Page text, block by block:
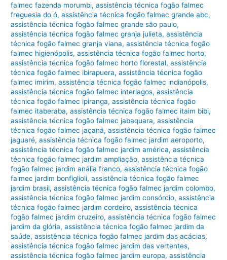
falmec fazenda morumbi,assistência técnica fogão falmec
freguesia do ó,assistência técnica fogão falmec grande abc,
assistência técnica fogão falmec grande são paulo,
assistência técnica fogão falmec granja julieta,assistência
técnica fogão falmec granja viana,assistência técnica fogão
falmec higienópolis,assistência técnica fogão falmec horto,
assistência técnica fogão falmec horto florestal,assistência
técnica fogão falmec ibirapuera,assistência técnica fogão
falmec imirim,assistência técnica fogão falmec indianópolis,
assistência técnica fogão falmec interlagos,assistência
técnica fogão falmec ipiranga,assistência técnica fogão
falmec itaberaba,assistência técnica fogão falmec itaim bibi,
assistência técnica fogão falmec jabaquara,assistência
técnica fogão falmec jaçanã,assistência técnica fogão falmec
jaguaré,assistência técnica fogão falmec jardim aeroporto,
assistência técnica fogão falmec jardim américa,assistência
técnica fogão falmec jardim ampliação,assistência técnica
fogão falmec jardim anália franco,assistência técnica fogão
falmec jardim bonfiglioli,assistência técnica fogão falmec
jardim brasil,assistência técnica fogão falmec jardim colombo,
assistência técnica fogão falmec jardim consórcio,assistência
técnica fogão falmec jardim cordeiro,assistência técnica
fogão falmec jardim cruzeiro,assistência técnica fogão falmec
jardim da glória,assistência técnica fogão falmec jardim da
saúde,assistência técnica fogão falmec jardim das acácias,
assistência técnica fogão falmec jardim das vertentes,
assistência técnica fogão falmec jardim europa,assistência